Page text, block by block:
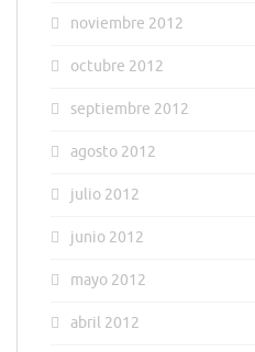
noviembre 2012
octubre 2012
septiembre 2012
agosto 2012
julio 2012
junio 2012
mayo 2012
abril 2012